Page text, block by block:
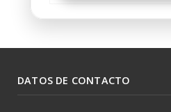
DATOS DE CONTACTO